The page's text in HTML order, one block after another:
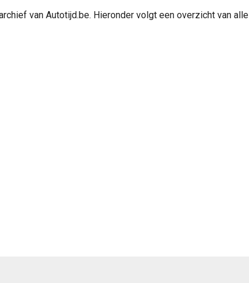
van Autotijd.be. Hieronder volgt een overzicht van alle